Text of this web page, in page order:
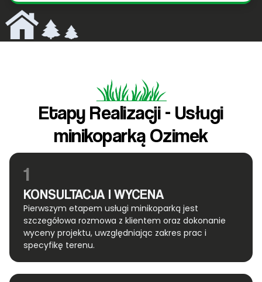
Etapy Realizacji - Usługi
minikoparką Ozimek
1
KONSULTACJA I WYCENA
Pierwszym etapem usługi minikoparką jest
szczegółowa rozmowa z klientem oraz dokonanie
wyceny projektu, uwzględniając zakres prac i
specyfikę terenu.